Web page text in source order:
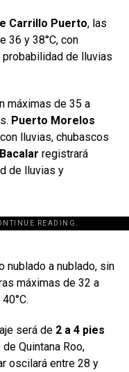
Carrillo Puerto, las
36 y 38°C, con
probabilidad de lluvias
máximas de 35 a
Puerto Morelos
lluvias, chubascos
Bacalar registrará
de lluvias y
READING.
nublado a nublado, sin
máximas de 32 a
será de 2 a 4 pies
Quintana Roo,
oscilará entre 28 y